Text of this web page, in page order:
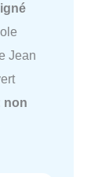
Jean
non